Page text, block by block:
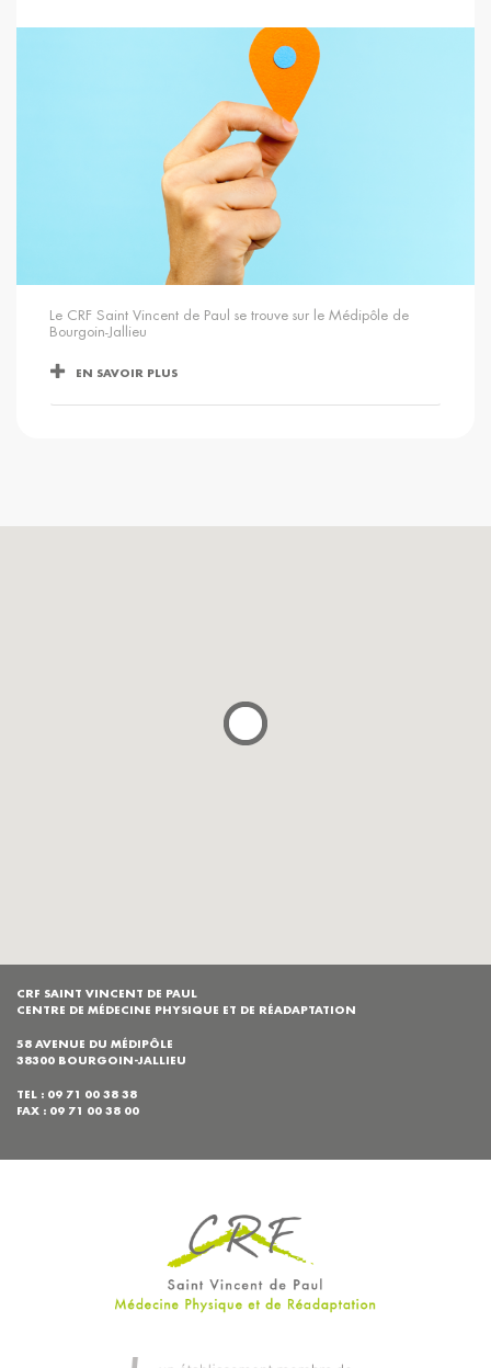
Le CRF Saint Vincent de Paul se trouve sur le Médipôle de
Bourgoin-Jallieu
EN SAVOIR PLUS
CRF SAINT VINCENT DE PAUL
CENTRE DE MÉDECINE PHYSIQUE ET DE RÉADAPTATION
58 AVENUE DU MÉDIPÔLE
38300 BOURGOIN-JALLIEU
TEL : 09 71 00 38 38
FAX : 09 71 00 38 00